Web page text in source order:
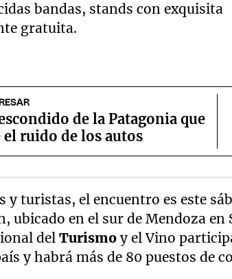
bandas, stands con exquisita
gratuita.
de la Patagonia que
el ruido de los autos
turistas, el encuentro es este
ubicado en el sur de Mendoza en
delTurismoy el Vino
y habrá más de 80 puestos de